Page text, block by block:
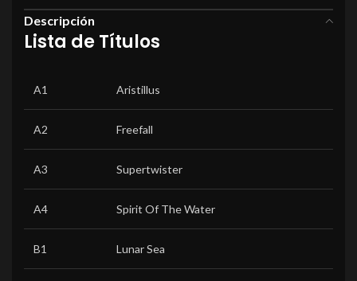
Descripción
Lista de Títulos
A1 Aristillus
A2 Freefall
A3 Supertwister
A4 Spirit Of The Water
B1 Lunar Sea